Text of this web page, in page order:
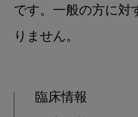
です。一般の方に対
りません。
臨床情報